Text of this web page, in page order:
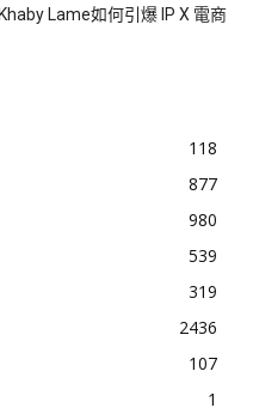
Lame如何引爆 IP X 電商
118
877
980
539
319
2436
107
1